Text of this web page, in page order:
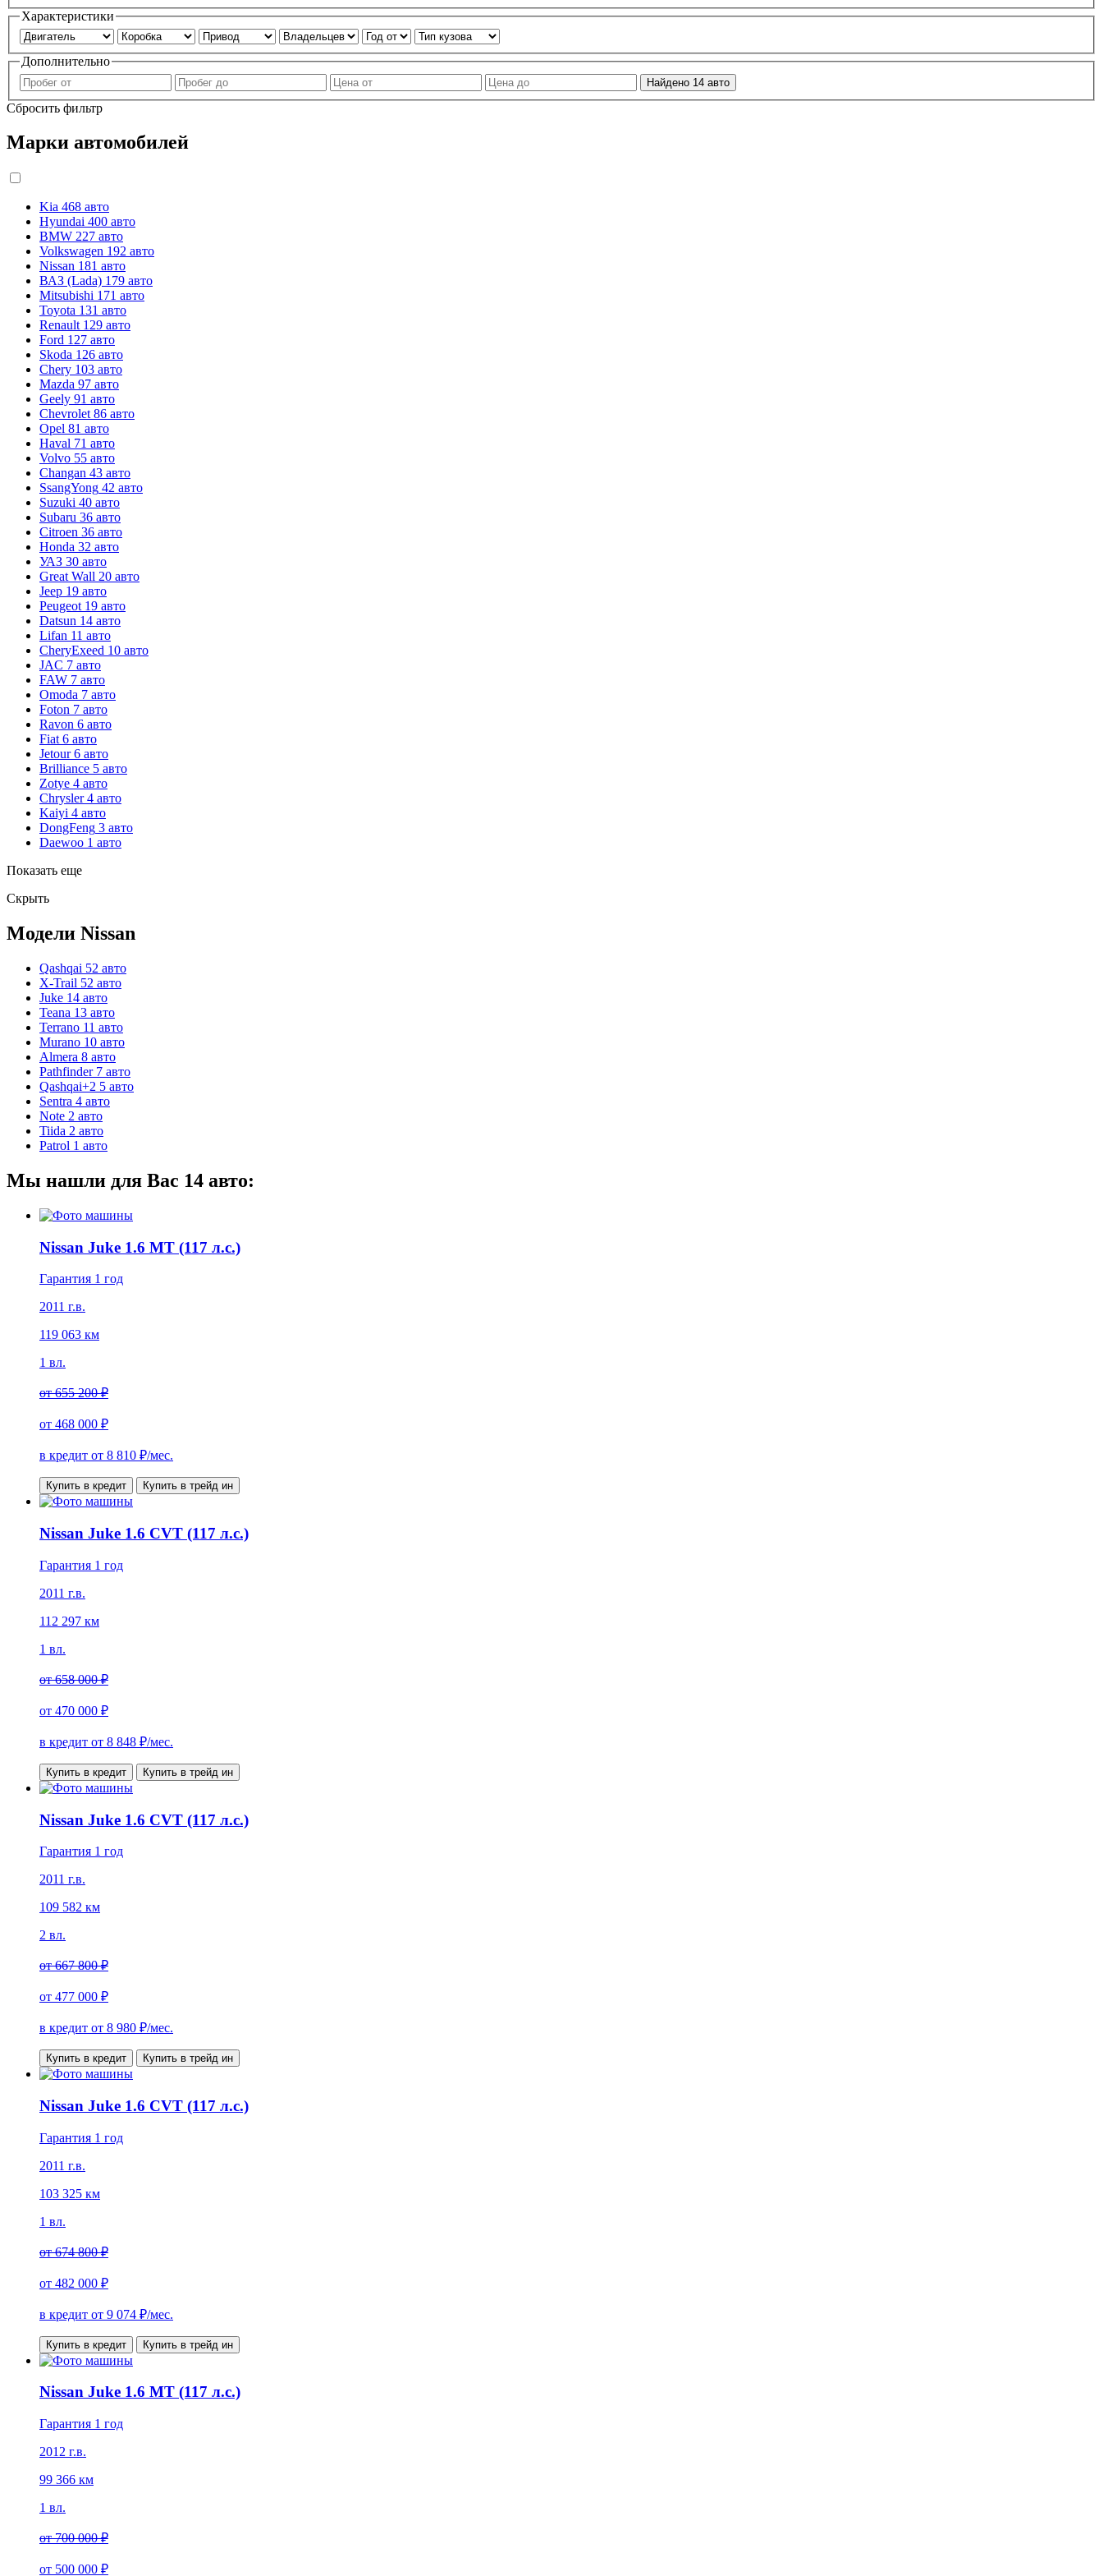
Характеристики
Дополнительно
Найдено 14 авто
Сбросить фильтр
Марки автомобилей
Kia 468 авто
Hyundai 400 авто
BMW 227 авто
Volkswagen 192 авто
Nissan 181 авто
ВАЗ (Lada) 179 авто
Mitsubishi 171 авто
Toyota 131 авто
Renault 129 авто
Ford 127 авто
Skoda 126 авто
Chery 103 авто
Mazda 97 авто
Geely 91 авто
Chevrolet 86 авто
Opel 81 авто
Haval 71 авто
Volvo 55 авто
Changan 43 авто
SsangYong 42 авто
Suzuki 40 авто
Subaru 36 авто
Citroen 36 авто
Honda 32 авто
УАЗ 30 авто
Great Wall 20 авто
Jeep 19 авто
Peugeot 19 авто
Datsun 14 авто
Lifan 11 авто
CheryExeed 10 авто
JAC 7 авто
FAW 7 авто
Omoda 7 авто
Foton 7 авто
Ravon 6 авто
Fiat 6 авто
Jetour 6 авто
Brilliance 5 авто
Zotye 4 авто
Chrysler 4 авто
Kaiyi 4 авто
DongFeng 3 авто
Daewoo 1 авто
Показать еще
Скрыть
Модели Nissan
Qashqai 52 авто
X-Trail 52 авто
Juke 14 авто
Teana 13 авто
Terrano 11 авто
Murano 10 авто
Almera 8 авто
Pathfinder 7 авто
Qashqai+2 5 авто
Sentra 4 авто
Note 2 авто
Tiida 2 авто
Patrol 1 авто
Мы нашли для Вас 14 авто:
Nissan Juke 1.6 MT (117 л.с.)
Гарантия 1 год
2011 г.в.
119 063 км
1 вл.
от655 200 ₽
от 468 000 ₽
в кредит от 8 810 ₽/мес.
Купить в кредит Купить в трейд ин
Nissan Juke 1.6 CVT (117 л.с.)
Гарантия 1 год
2011 г.в.
112 297 км
1 вл.
от658 000 ₽
от 470 000 ₽
в кредит от 8 848 ₽/мес.
Купить в кредит Купить в трейд ин
Nissan Juke 1.6 CVT (117 л.с.)
Гарантия 1 год
2011 г.в.
109 582 км
2 вл.
от667 800 ₽
от 477 000 ₽
в кредит от 8 980 ₽/мес.
Купить в кредит Купить в трейд ин
Nissan Juke 1.6 CVT (117 л.с.)
Гарантия 1 год
2011 г.в.
103 325 км
1 вл.
от674 800 ₽
от 482 000 ₽
в кредит от 9 074 ₽/мес.
Купить в кредит Купить в трейд ин
Nissan Juke 1.6 MT (117 л.с.)
Гарантия 1 год
2012 г.в.
99 366 км
1 вл.
от700 000 ₽
от 500 000 ₽